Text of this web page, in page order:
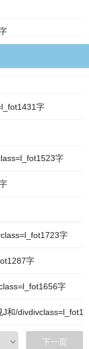
字
字
字
字
字
和/
下一页